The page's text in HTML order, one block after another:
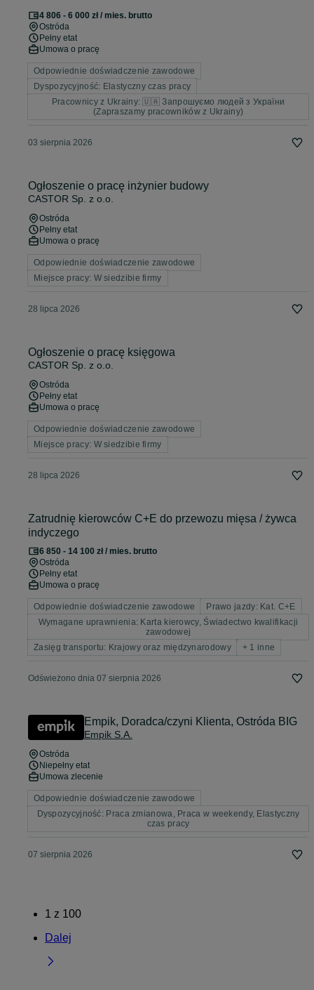
4 806 - 6 000 zł / mies. brutto
Ostróda
Pełny etat
Umowa o pracę
Odpowiednie doświadczenie zawodowe
Dyspozycyjność: Elastyczny czas pracy
Pracownicy z Ukrainy: 🇺🇦 Запрошуємо людей з України
(Zapraszamy pracowników z Ukrainy)
03 sierpnia 2026
Ogłoszenie o pracę inżynier budowy
CASTOR Sp. z o.o.
Ostróda
Pełny etat
Umowa o pracę
Odpowiednie doświadczenie zawodowe
Miejsce pracy: W siedzibie firmy
28 lipca 2026
Ogłoszenie o pracę księgowa
CASTOR Sp. z o.o.
Ostróda
Pełny etat
Umowa o pracę
Odpowiednie doświadczenie zawodowe
Miejsce pracy: W siedzibie firmy
28 lipca 2026
Zatrudnię kierowców C+E do przewozu mięsa / żywca
indyczego
6 850 - 14 100 zł / mies. brutto
Ostróda
Pełny etat
Umowa o pracę
Odpowiednie doświadczenie zawodowe
Prawo jazdy: Kat. C+E
Wymagane uprawnienia: Karta kierowcy, Świadectwo kwalifikacji
zawodowej
Zasięg transportu: Krajowy oraz międzynarodowy
+ 1 inne
Odświeżono dnia 07 sierpnia 2026
Empik, Doradca/czyni Klienta, ​Ostróda BIG
Empik S.A.
Ostróda
Niepełny etat
Umowa zlecenie
Odpowiednie doświadczenie zawodowe
Dyspozycyjność: Praca zmianowa, Praca w weekendy, Elastyczny
czas pracy
07 sierpnia 2026
1 z 100
Dalej